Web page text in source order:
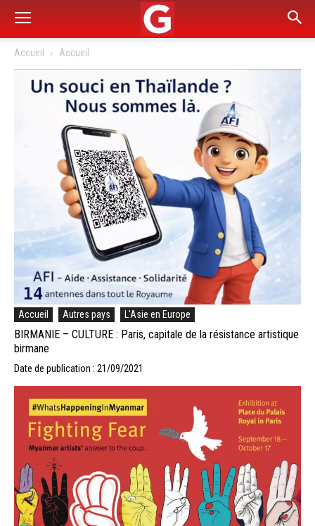
Accueil Accueil
Accueil Autres pays L'Asie en Europe
BIRMANIE – CULTURE : Paris, capitale de la résistance artistique
birmane
Date de publication : 21/09/2021